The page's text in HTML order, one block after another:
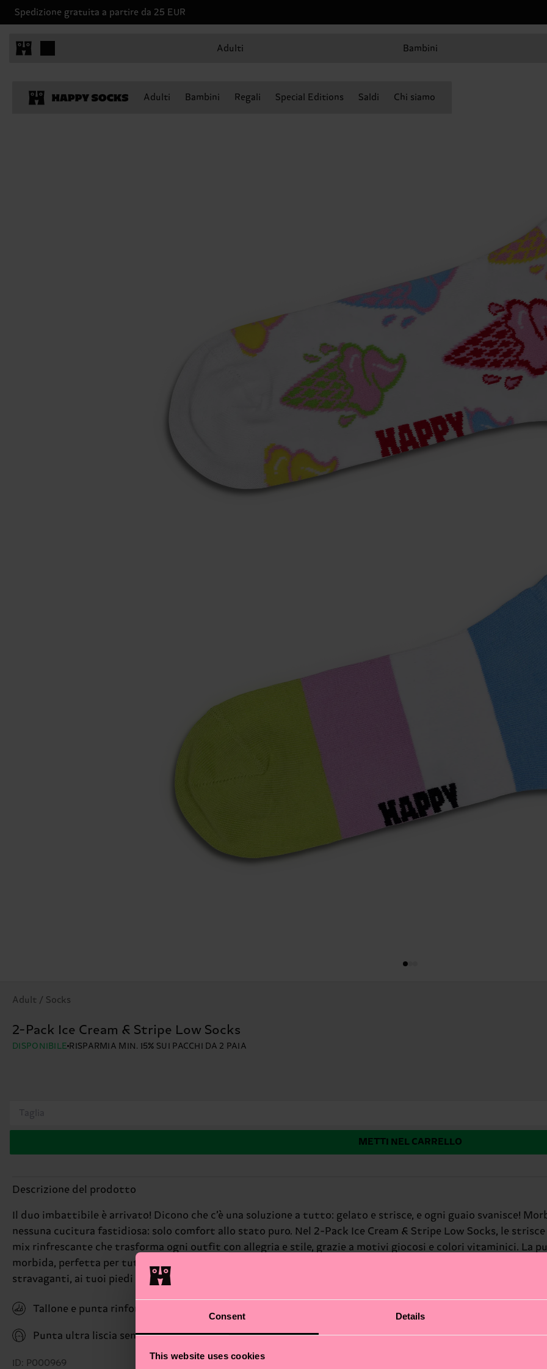
Consent Details
This website uses cookies
Spedizione gratuita a partire da 25 EUR
Adulti Bambini
Adulti Bambini Regali Special Editions Saldi Chi siamo
Adult / Socks
2-Pack Ice Cream & Stripe Low Socks
DISPONIBILE RISPARMIA MIN. 15% SUI PACCHI DA 2 PAIA
Taglia
METTI NEL CARRELLO
Descrizione del prodotto
Il duo imbattibile è arrivato! Dicono che c’è una soluzione a tutto: gelato e strisce, e ogni guaio svanisce!
nessuna cucitura fastidiosa: solo comfort allo stato puro. Nel 2-Pack Ice Cream & Stripe Low Socks, le
mix rinfrescante che trasforma ogni outfit con allegria e stile, grazie a motivi giocosi e colori vitaminici. La
morbida, perfetta per tutti i giorni. In Happy Socks crediamo che la vita sia più bella a colori e con un pizzico
stravaganti, ai tuoi piedi non mancherà mai personalità. Idea regalo irresistibile per chi ha sempre voglia di
Tallone e punta rinforzati
Punta ultra liscia senza cuciture
ID: P000969